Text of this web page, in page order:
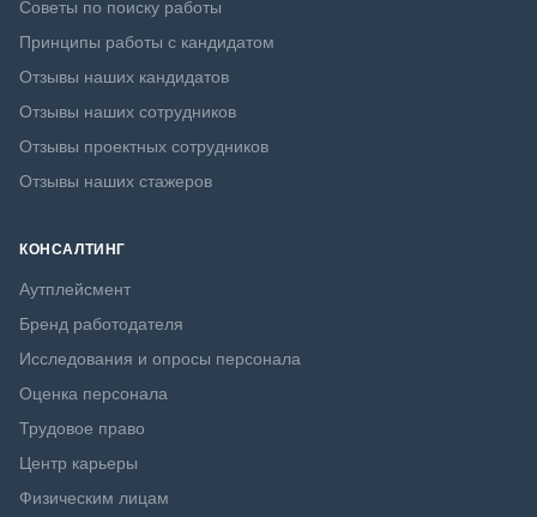
Советы по поиску работы
Принципы работы с кандидатом
Отзывы наших кандидатов
Отзывы наших сотрудников
Отзывы проектных сотрудников
Отзывы наших стажеров
КОНСАЛТИНГ
Аутплейсмент
Бренд работодателя
Исследования и опросы персонала
Оценка персонала
Трудовое право
Центр карьеры
Физическим лицам